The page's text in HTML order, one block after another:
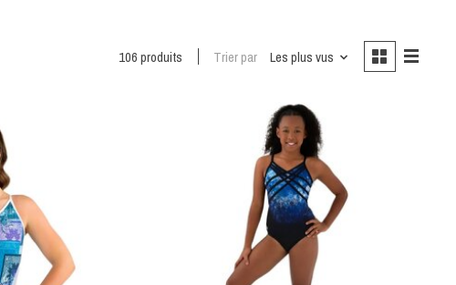
106 produits Trier par Les plus vus